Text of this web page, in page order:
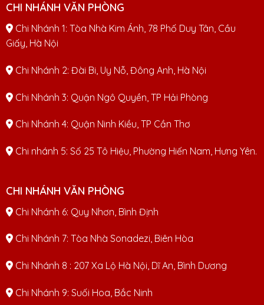
CHI NHÁNH VĂN PHÒNG
Chi Nhánh 1: Tòa Nhà Kim Ánh, 78 Phố Duy Tân, Cầu
Giấy, Hà Nội
Chi Nhánh 2: Đài Bi, Uy Nỗ, Đông Anh, Hà Nội
Chi Nhánh 3: Quận Ngô Quyền, TP Hải Phòng
Chi Nhánh 4: Quận Ninh Kiều, TP Cần Thơ
Chi nhánh 5: Số 25 Tô Hiệu, Phường Hiến Nam, Hưng Yên.
CHI NHÁNH VĂN PHÒNG
Chi Nhánh 6: Quy Nhơn, Bình Định
Chi Nhánh 7: Tòa Nhà Sonadezi, Biên Hòa
Chi Nhánh 8 : 207 Xa Lộ Hà Nội, Dĩ An, Bình Dương
Chi Nhánh 9: Suối Hoa, Bắc Ninh